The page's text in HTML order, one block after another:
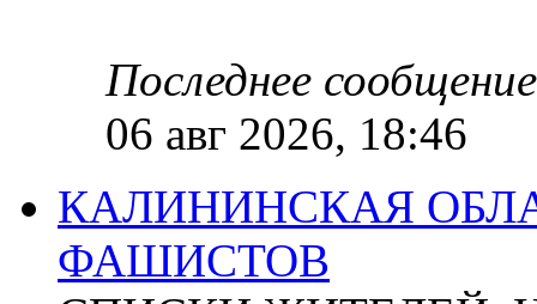
Последнее сообщение
06 авг 2026, 18:46
КАЛИНИНСКАЯ
ФАШИСТОВ